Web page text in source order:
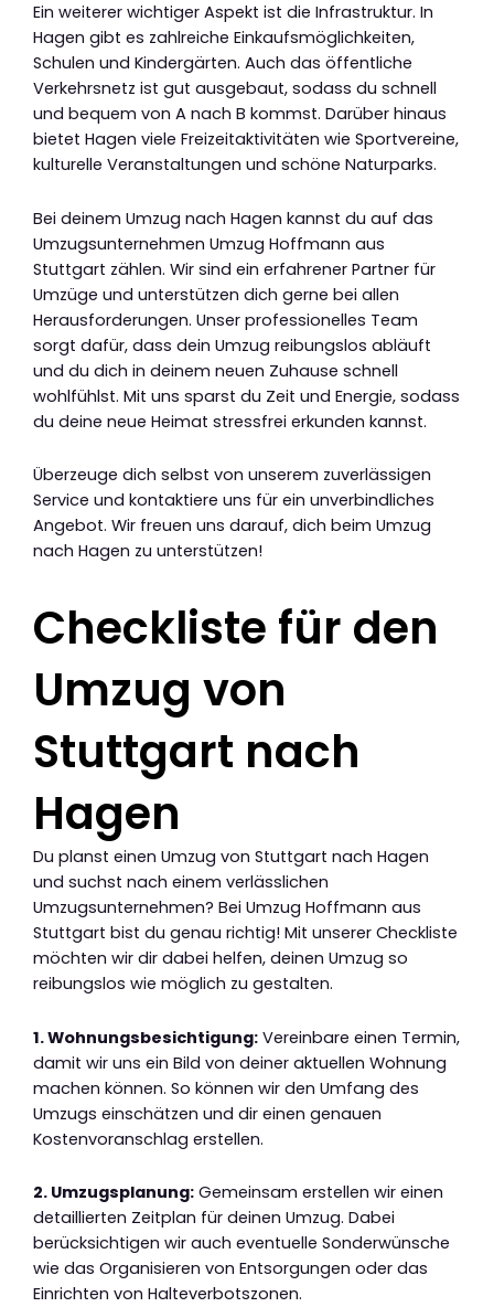
Ein weiterer wichtiger Aspekt ist die Infrastruktur. In
Hagen gibt es zahlreiche Einkaufsmöglichkeiten,
Schulen und Kindergärten. Auch das öffentliche
Verkehrsnetz ist gut ausgebaut, sodass du schnell
und bequem von A nach B kommst. Darüber hinaus
bietet Hagen viele Freizeitaktivitäten wie Sportvereine,
kulturelle Veranstaltungen und schöne Naturparks.
Bei deinem Umzug nach Hagen kannst du auf das
Umzugsunternehmen Umzug Hoffmann aus
Stuttgart zählen. Wir sind ein erfahrener Partner für
Umzüge und unterstützen dich gerne bei allen
Herausforderungen. Unser professionelles Team
sorgt dafür, dass dein Umzug reibungslos abläuft
und du dich in deinem neuen Zuhause schnell
wohlfühlst. Mit uns sparst du Zeit und Energie, sodass
du deine neue Heimat stressfrei erkunden kannst.
Überzeuge dich selbst von unserem zuverlässigen
Service und kontaktiere uns für ein unverbindliches
Angebot. Wir freuen uns darauf, dich beim Umzug
nach Hagen zu unterstützen!
Checkliste für den
Umzug von
Stuttgart nach
Hagen
Du planst einen Umzug von Stuttgart nach Hagen
und suchst nach einem verlässlichen
Umzugsunternehmen? Bei Umzug Hoffmann aus
Stuttgart bist du genau richtig! Mit unserer Checkliste
möchten wir dir dabei helfen, deinen Umzug so
reibungslos wie möglich zu gestalten.
1. Wohnungsbesichtigung: Vereinbare einen Termin,
damit wir uns ein Bild von deiner aktuellen Wohnung
machen können. So können wir den Umfang des
Umzugs einschätzen und dir einen genauen
Kostenvoranschlag erstellen.
2. Umzugsplanung: Gemeinsam erstellen wir einen
detaillierten Zeitplan für deinen Umzug. Dabei
berücksichtigen wir auch eventuelle Sonderwünsche
wie das Organisieren von Entsorgungen oder das
Einrichten von Halteverbotszonen.